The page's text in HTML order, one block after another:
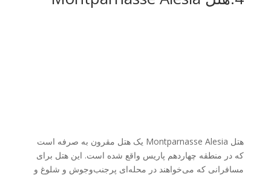
هتل Montparnasse Alesia یک هتل مقرون به صرفه است
که در منطقه چهاردهم پاریس واقع شده است. این هتل برای
مسافرانی که می‌خواهند در محله‌ای پرجنب‌وجوش و شلوغ و